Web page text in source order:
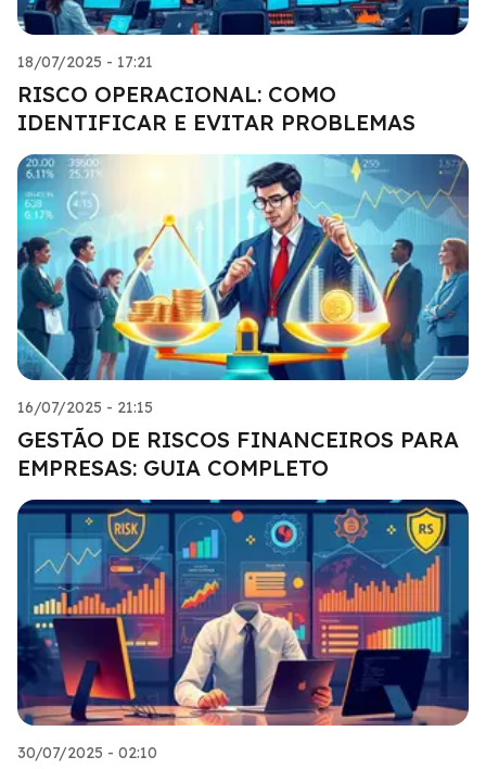
18/07/2025 - 17:21
RISCO OPERACIONAL: COMO
IDENTIFICAR E EVITAR PROBLEMAS
16/07/2025 - 21:15
GESTÃO DE RISCOS FINANCEIROS PARA
EMPRESAS: GUIA COMPLETO
30/07/2025 - 02:10